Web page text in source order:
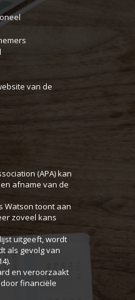
van de
(APA) kan
afname van de
Watson toont aan
zoveel kans
uitgeeft, wordt
als gevolg van
en veroorzaakt
financiële